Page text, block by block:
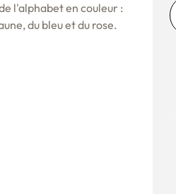
l'alphabet en couleur :
du bleu et du rose.